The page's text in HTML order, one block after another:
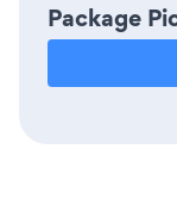
Package